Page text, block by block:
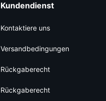
Kundendienst
Kontaktiere uns
Versandbedingungen
Rückgaberecht
Rückgaberecht